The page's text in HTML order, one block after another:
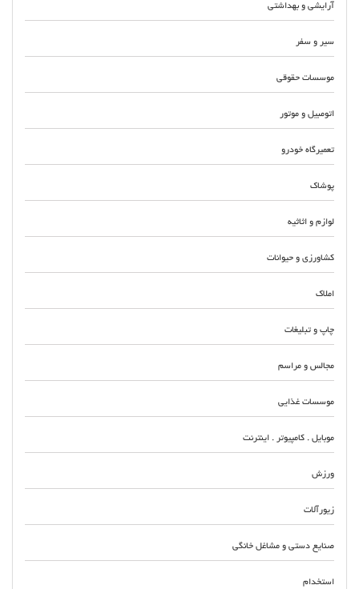
آرایشی و بهداشتی
سیر و سفر
موسسات حقوقی
اتومبیل و موتور
تعمیرگاه خودرو
پوشاک
لوازم و اثاثیه
کشاورزی و حیوانات
املاک
چاپ و تبلیغات
مجالس و مراسم
موسسات غذایی
موبایل . کامپیوتر . اینترنت
ورزش
زیورآلات
صنایع دستی و مشاغل خانگی
استخدام